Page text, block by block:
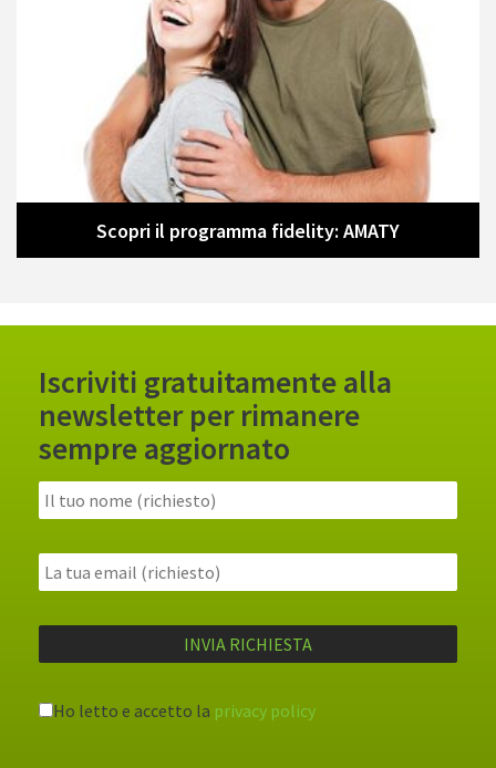
Diventa CLIENTE GREEN KIREI
Diventa CONSULENTE DEL BENESSERE
Scopri il programma fidelity: AMATY
Iscriviti gratuitamente alla
newsletter per rimanere
sempre aggiornato
Ho letto e accetto la privacy policy